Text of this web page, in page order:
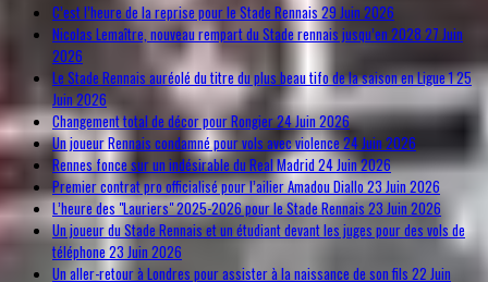
C’est l’heure de la reprise pour le Stade Rennais 29 Juin 2026
Nicolas Lemaître, nouveau rempart du Stade rennais jusqu’en 2028 27 Juin
2026
Le Stade Rennais auréolé du titre du plus beau tifo de la saison en Ligue 125
Juin 2026
Changement total de décor pour Rongier24 Juin 2026
Un joueur Rennais condamné pour vols avec violence24 Juin 2026
Rennes fonce sur un indésirable du Real Madrid24 Juin 2026
Premier contrat pro officialisé pour l’ailier Amadou Diallo23 Juin 2026
L’heure des "Lauriers" 2025-2026 pour le Stade Rennais23 Juin 2026
Un joueur du Stade Rennais et un étudiant devant les juges pour des vols de
téléphone 23 Juin 2026
Un aller-retour à Londres pour assister à la naissance de son fils 22 Juin